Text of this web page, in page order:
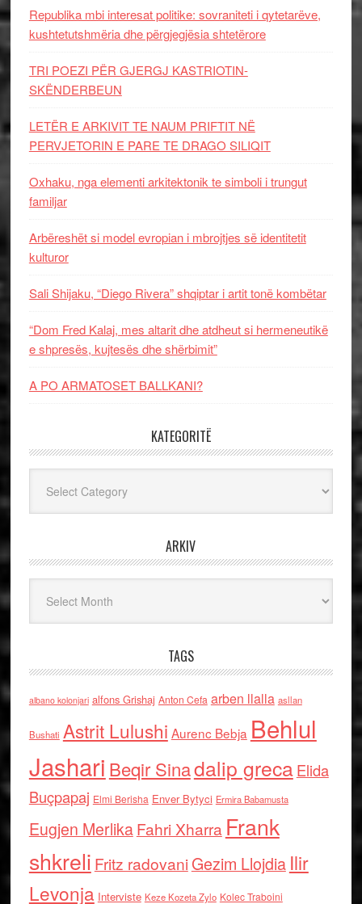
Republika mbi interesat politike: sovraniteti i qytetarëve,
kushtetutshmëria dhe përgjegjësia shtetërore
TRI POEZI PËR GJERGJ KASTRIOTIN-
SKËNDERBEUN
LETËR E ARKIVIT TE NAUM PRIFTIT NË
PERVJETORIN E PARE TE DRAGO SILIQIT
Oxhaku, nga elementi arkitektonik te simboli i trungut
familjar
Arbëreshët si model evropian i mbrojtjes së identitetit
kulturor
Sali Shijaku, “Diego Rivera” shqiptar i artit tonë kombëtar
“Dom Fred Kalaj, mes altarit dhe atdheut si hermeneutikë
e shpresës, kujtesës dhe shërbimit”
A PO ARMATOSET BALLKANI?
KATEGORITË
ARKIV
TAGS
albano kolonjari alfons Grishaj Anton Cefa arben llalla asllan
Bushati Astrit Lulushi Aurenc Bebja Behlul
Jashari Beqir Sinadalip grecaElida
Buçpapaj Elmi Berisha Enver Bytyci Ermira Babamusta
Eugjen MerlikaFahri Xharra Frank
shkreli Fritz radovaniGezim Llojdia Ilir
Levonja Interviste Keze Kozeta Zylo Kolec Traboini